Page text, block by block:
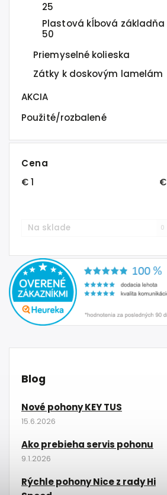
25
Plastová kĺbová základňa
50
Priemyselné kolieska
Zátky k doskovým lamelám
AKCIA
Použité/rozbalené
Cena
€1 €
Na sklade 0
Blog
Nové pohony KEY TUS
15.6.2026
Ako prebieha servis pohonu
9.1.2026
Rýchle pohony Nice z rady Hi